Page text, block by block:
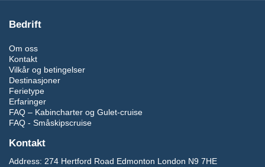
Montenegro Yachtkabinkryssninger
Klassisk vs Luksus Gulet
Kabincharter
Vi tilbyr flere yachtkategorier for å passe ethvert budsjett og reisestil.
Klassiske Gulets (Standard /
Premium)
Bedrift
Om oss
Kontakt
Vilkår og betingelser
Destinasjoner
Ferietype
Erfaringer
FAQ – Kabincharter og Gulet-cruise
FAQ - Småskipscruise
Kontakt
Address: 274 Hertford Road Edmonton London N9 7HE